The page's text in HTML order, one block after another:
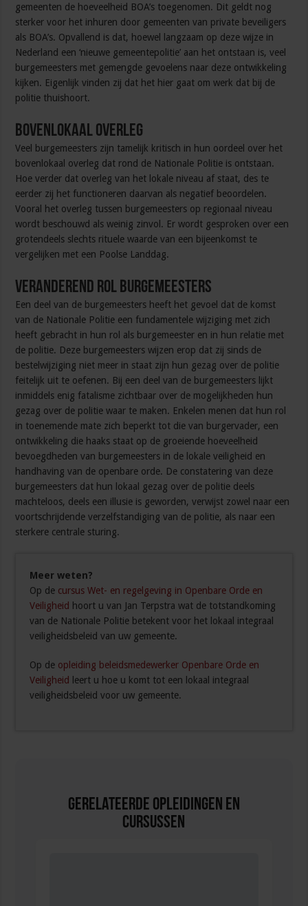
gemeenten de hoeveelheid BOA’s toegenomen. Dit geldt nog
sterker voor het inhuren door gemeenten van private beveiligers
als BOA’s. Opvallend is dat, hoewel langzaam op deze wijze in
Nederland een ‘nieuwe gemeentepolitie’ aan het ontstaan is, veel
burgemeesters met gemengde gevoelens naar deze ontwikkeling
kijken. Eigenlijk vinden zij dat het hier gaat om werk dat bij de
politie thuishoort.
Bovenlokaal overleg
Veel burgemeesters zijn tamelijk kritisch in hun oordeel over het
bovenlokaal overleg dat rond de Nationale Politie is ontstaan.
Hoe verder dat overleg van het lokale niveau af staat, des te
eerder zij het functioneren daarvan als negatief beoordelen.
Vooral het overleg tussen burgemeesters op regionaal niveau
wordt beschouwd als weinig zinvol. Er wordt gesproken over een
grotendeels slechts rituele waarde van een bijeenkomst te
vergelijken met een Poolse Landdag.
Veranderend rol burgemeesters
Een deel van de burgemeesters heeft het gevoel dat de komst
van de Nationale Politie een fundamentele wijziging met zich
heeft gebracht in hun rol als burgemeester en in hun relatie met
de politie. Deze burgemeesters wijzen erop dat zij sinds de
bestelwijziging niet meer in staat zijn hun gezag over de politie
feitelijk uit te oefenen. Bij een deel van de burgemeesters lijkt
inmiddels enig fatalisme zichtbaar over de mogelijkheden hun
gezag over de politie waar te maken. Enkelen menen dat hun rol
in toenemende mate zich beperkt tot die van burgervader, een
ontwikkeling die haaks staat op de groeiende hoeveelheid
bevoegdheden van burgemeesters in de lokale veiligheid en
handhaving van de openbare orde. De constatering van deze
burgemeesters dat hun lokaal gezag over de politie deels
machteloos, deels een illusie is geworden, verwijst zowel naar een
voortschrijdende verzelfstandiging van de politie, als naar een
sterkere centrale sturing.
Meer weten?
Op de cursus Wet- en regelgeving in Openbare Orde en
Veiligheid hoort u van Jan Terpstra wat de totstandkoming
van de Nationale Politie betekent voor het lokaal integraal
veiligheidsbeleid van uw gemeente.
Op de opleiding beleidsmedewerker Openbare Orde en
Veiligheid
leert u hoe u komt tot een lokaal integraal
veiligheidsbeleid voor uw gemeente.
Gerelateerde Opleidingen en
Cursussen